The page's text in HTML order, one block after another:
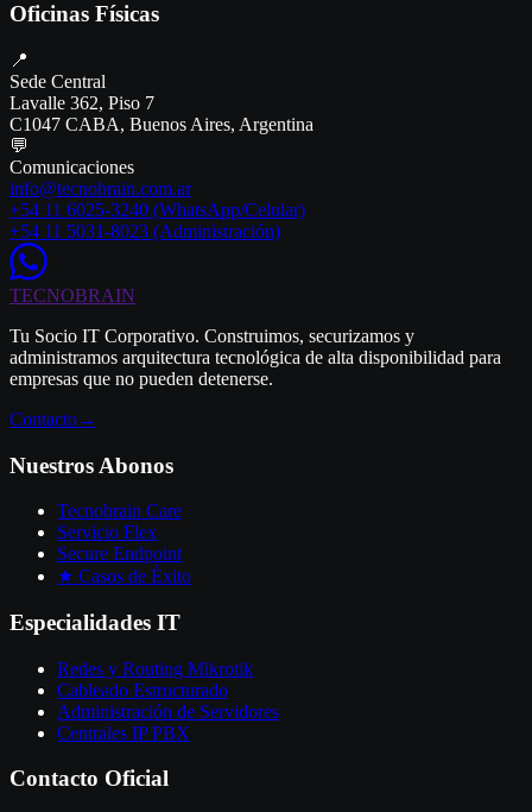
Oficinas Físicas
📍
Sede Central
Lavalle 362, Piso 7
C1047 CABA, Buenos Aires, Argentina
💬
Comunicaciones
info@tecnobrain.com.ar
+54 11 6025-3240 (WhatsApp/Celular)
+54 11 5031-8023 (Administración)
TECNOBRAIN
Tu Socio IT Corporativo. Construimos, securizamos y
administramos arquitectura tecnológica de alta disponibilidad para
empresas que no pueden detenerse.
Contacto→
Nuestros Abonos
Tecnobrain Care
Servicio Flex
Secure Endpoint
★ Casos de Éxito
Especialidades IT
Redes y Routing Mikrotik
Cableado Estructurado
Administración de Servidores
Centrales IP PBX
Contacto Oficial